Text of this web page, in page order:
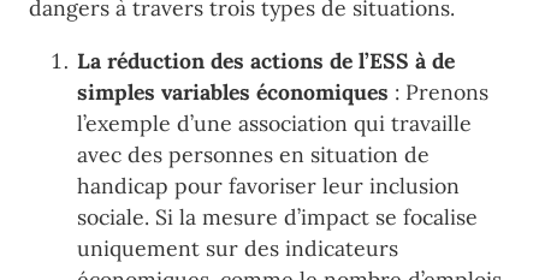
dangers à travers trois types de situations.
La réduction des actions de l’ESS à de
simples variables économiques : Prenons
l’exemple d’une association qui travaille
avec des personnes en situation de
handicap pour favoriser leur inclusion
sociale. Si la mesure d’impact se focalise
uniquement sur des indicateurs